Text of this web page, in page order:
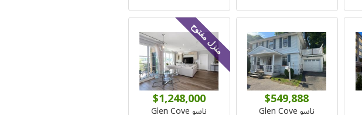
$549,888
ناسو Glen Cove
منزل مفتوح
$1,248,000
ناسو Glen Cove